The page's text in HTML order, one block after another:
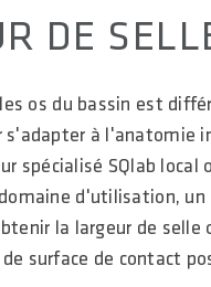
DE
os du bassin est
à l'anatomie
spécialisé SQlab
d'utilisation,
la largeur de
surface de contact